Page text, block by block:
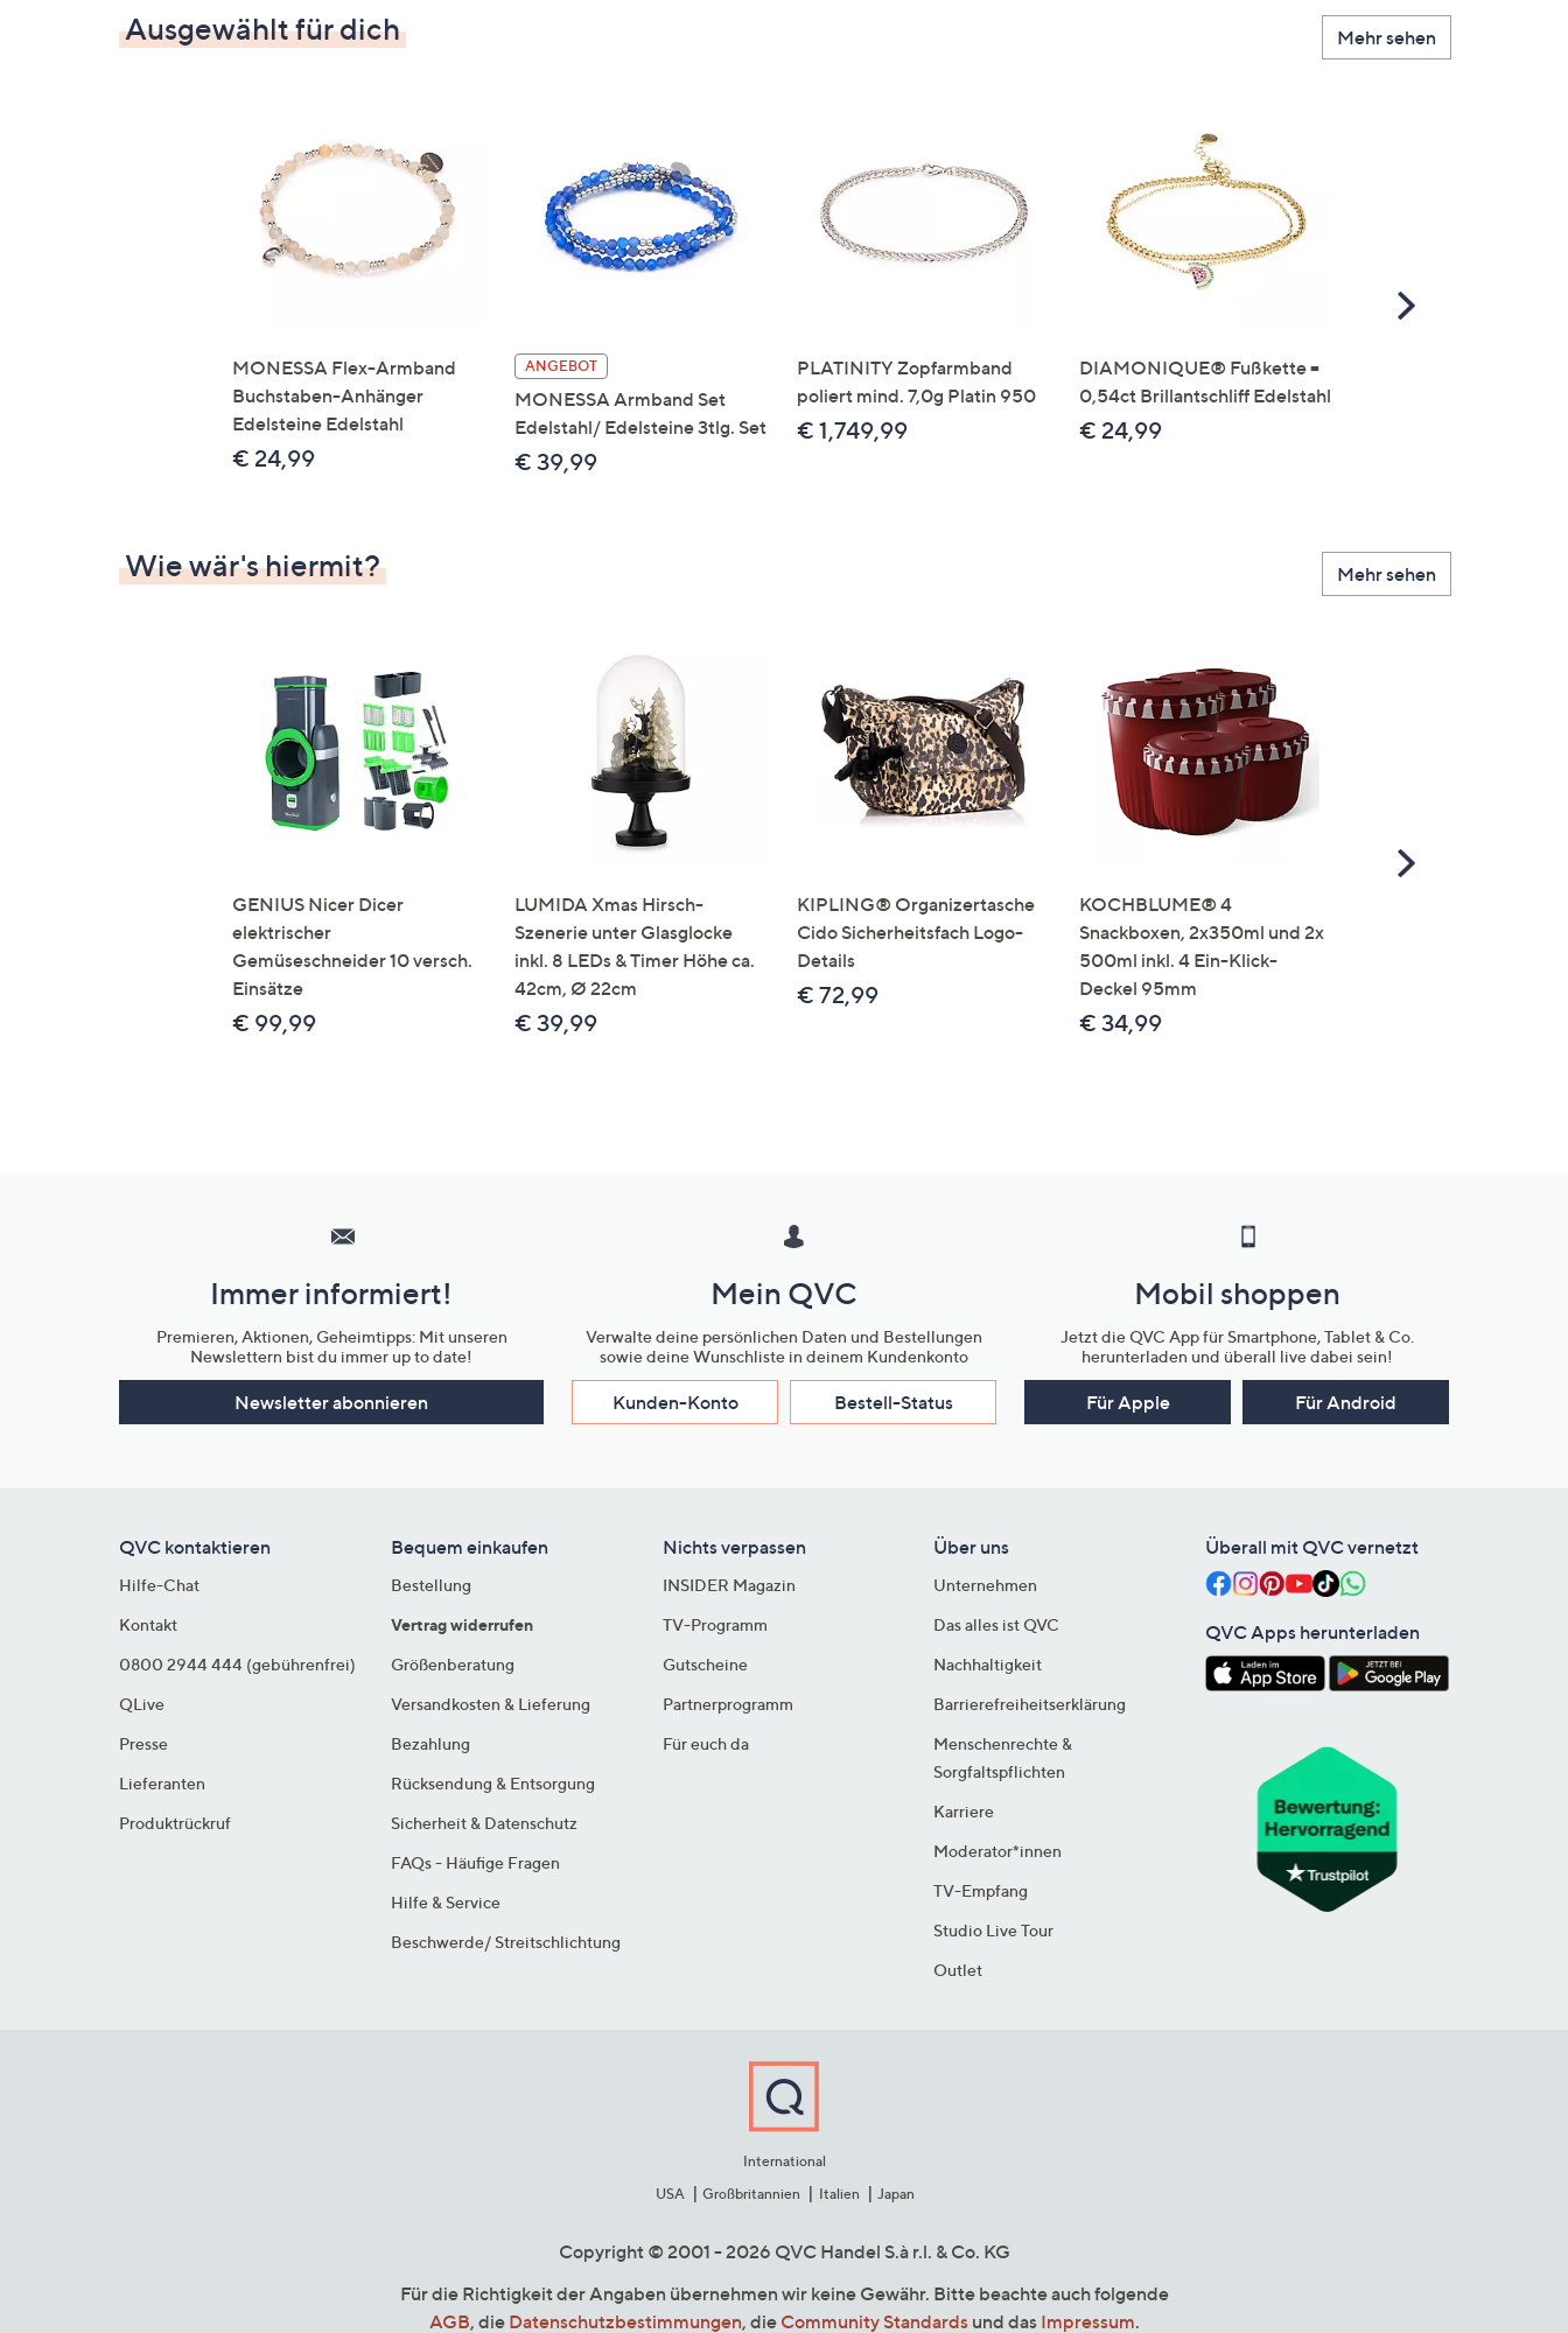
Ausgewählt für dich Mehr sehen
MONESSA Flex-Armband
Buchstaben-Anhänger
Edelsteine Edelstahl
€ 24,99
ANGEBOT
MONESSA Armband Set
Edelstahl/ Edelsteine 3tlg. Set
€ 39,99
PLATINITY Zopfarmband
poliert mind. 7,0g Platin 950
€ 1,749,99
DIAMONIQUE® Fußkette =
0,54ct Brillantschliff Edelstahl
€ 24,99
Scroll
Wie wär's hiermit? Mehr sehen
GENIUS Nicer Dicer
elektrischer
Gemüseschneider 10 versch.
Einsätze
€ 99,99
LUMIDA Xmas Hirsch-
Szenerie unter Glasglocke
inkl. 8 LEDs & Timer Höhe ca.
42cm, Ø 22cm
€ 39,99
KIPLING® Organizertasche
Cido Sicherheitsfach Logo-
Details
€ 72,99
KOCHBLUME® 4
Snackboxen, 2x350ml und 2x
500ml inkl. 4 Ein-Klick-
Deckel 95mm
€ 34,99
Scroll
Unternehmensinformationen
Immer informiert!
Premieren, Aktionen, Geheimtipps: Mit unseren
Newslettern bist du immer up to date!
Newsletter abonnieren
Mein QVC
Verwalte deine persönlichen Daten und Bestellungen
sowie deine Wunschliste in deinem Kundenkonto
Kunden-Konto Bestell-Status
Mobil shoppen
Jetzt die QVC App für Smartphone, Tablet & Co.
herunterladen und überall live dabei sein!
Für Apple Für Android
QVC kontaktieren
Hilfe-Chat
Kontakt
0800 2944 444 (gebührenfrei)
QLive
Presse
Lieferanten
Produktrückruf
Bequem einkaufen
Bestellung
Vertrag widerrufen
Größenberatung
Versandkosten & Lieferung
Bezahlung
Rücksendung & Entsorgung
Sicherheit & Datenschutz
FAQs - Häufige Fragen
Hilfe & Service
Beschwerde/ Streitschlichtung
Nichts verpassen
INSIDER Magazin
TV-Programm
Gutscheine
Partnerprogramm
Für euch da
Über uns
Unternehmen
Das alles ist QVC
Nachhaltigkeit
Barrierefreiheitserklärung
Menschenrechte &
Sorgfaltspflichten
Karriere
Moderator*innen
TV-Empfang
Studio Live Tour
Outlet
Überall mit QVC vernetzt
QVC Apps herunterladen
International
USA
Großbritannien Italien Japan
Copyright © 2001 - 2026 QVC Handel S.à r.l. & Co. KG
Für die Richtigkeit der Angaben übernehmen wir keine Gewähr. Bitte beachte auch folgende
AGB, die Datenschutzbestimmungen, die Community Standardsund das Impressum.